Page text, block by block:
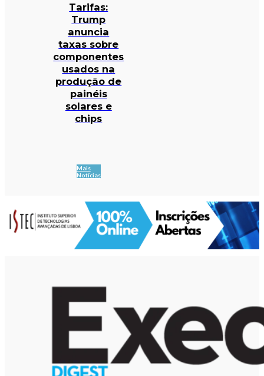
Tarifas:
Trump
anuncia
taxas sobre
componentes
usados na
produção de
painéis
solares e
chips
Mais
Notícias